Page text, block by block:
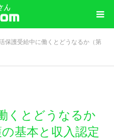
保護受給中に働くとどうなるか（第
くとどうなるか
の基本と収入認定